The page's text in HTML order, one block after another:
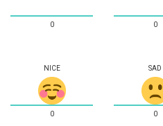
0
NICE
0
SAD
0 0